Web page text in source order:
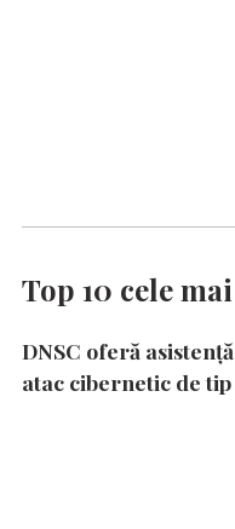
Top 10 cele
DNSC oferă
atac cibernetic de